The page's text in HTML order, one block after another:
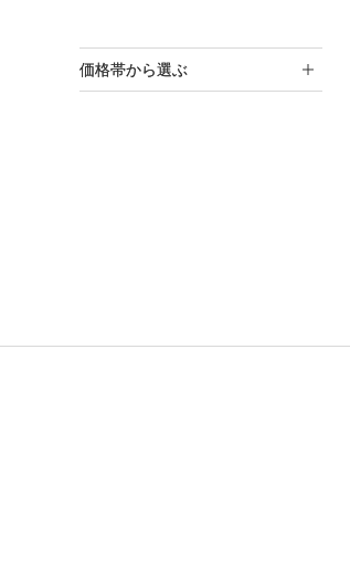
価格帯から選ぶ